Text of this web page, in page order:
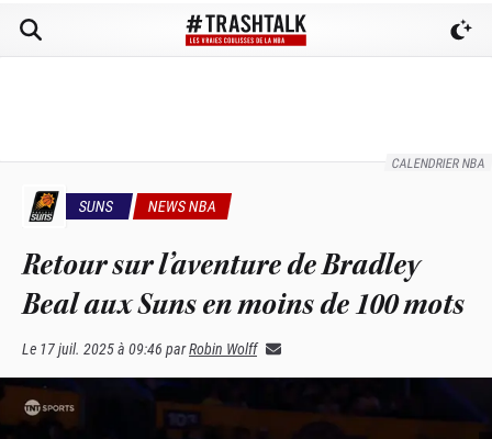
CALENDRIER NBA
SUNS NEWS NBA
Retour sur l’aventure de Bradley
Beal aux Suns en moins de 100 mots
Le 17 juil. 2025 à 09:46 parRobin Wolff